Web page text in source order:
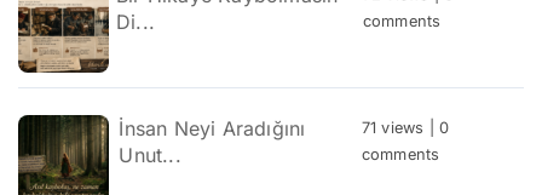
Di...
comments
İnsan Neyi Aradığını
Unut...
71 views
0
comments